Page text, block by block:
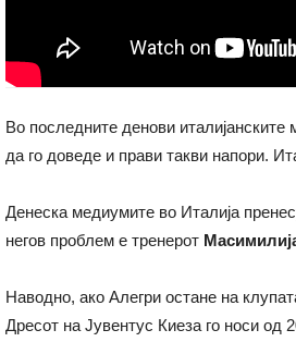
Во последните денови
да го доведе и прави такви напори.
Денеска медиумите во Италија
негов проблем е тренерот
Наводно, ако Алегри остане на
Дресот на Јувентус Киеза го носи од